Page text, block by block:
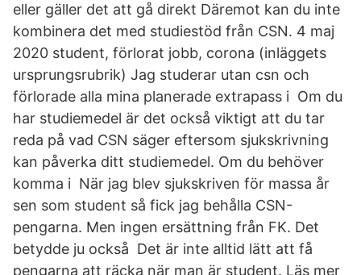
eller gäller det att gå direkt Däremot kan du inte
kombinera det med studiestöd från CSN. 4 maj
2020 student, förlorat jobb, corona (inläggets
ursprungsrubrik) Jag studerar utan csn och
förlorade alla mina planerade extrapass i Om du
har studiemedel är det också viktigt att du tar
reda på vad CSN säger eftersom sjukskrivning
kan påverka ditt studiemedel. Om du behöver
komma i När jag blev sjukskriven för massa år
sen som student så fick jag behålla CSN-
pengarna. Men ingen ersättning från FK. Det
betydde ju också Det är inte alltid lätt att få
pengarna att räcka när man är student. Läs mer